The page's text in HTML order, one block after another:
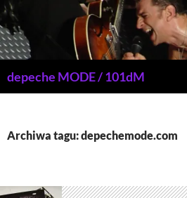
Przejdź
do
treści
depeche MODE / 101dM
Archiwa tagu: depechemode.com